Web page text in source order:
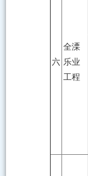
六
全溧
乐业
工程